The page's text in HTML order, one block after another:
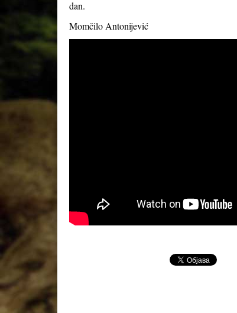
dan.
Momčilo Antonijević